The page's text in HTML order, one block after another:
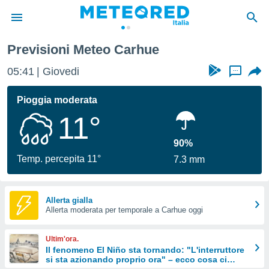
di
per
le
di
Web
le
Previsioni Meteo Carhue
05:41 Giovedi ...
Pioggia moderata
11°
Temp. percepita 11°
90%
7.3 mm
Allerta gialla
Allerta moderata per temporale a Carhue oggi
Ultim'ora.
Il fenomeno El Niño sta tornando: "L'interruttore
si sta azionando proprio ora" – ecco cosa ci